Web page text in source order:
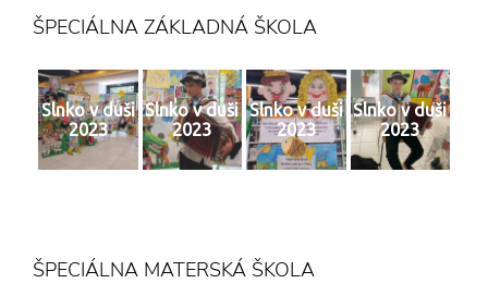
ŠPECIÁLNA ZÁKLADNÁ ŠKOLA
Slnko v duši
2023
Slnko v duši
2023
Slnko v duši
2023
Slnko v duši
2023
ŠPECIÁLNA MATERSKÁ ŠKOLA